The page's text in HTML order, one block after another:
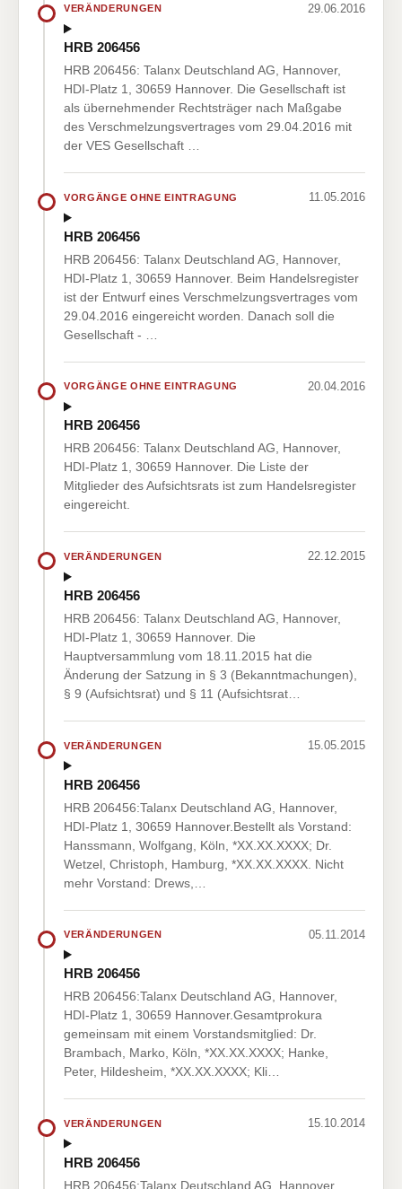
VERÄNDERUNGEN 29.06.2016
HRB 206456
HRB 206456: Talanx Deutschland AG, Hannover,
HDI-Platz 1, 30659 Hannover. Die Gesellschaft ist
als übernehmender Rechtsträger nach Maßgabe
des Verschmelzungsvertrages vom 29.04.2016 mit
der VES Gesellschaft …
VORGÄNGE OHNE EINTRAGUNG 11.05.2016
HRB 206456
HRB 206456: Talanx Deutschland AG, Hannover,
HDI-Platz 1, 30659 Hannover. Beim Handelsregister
ist der Entwurf eines Verschmelzungsvertrages vom
29.04.2016 eingereicht worden. Danach soll die
Gesellschaft - …
VORGÄNGE OHNE EINTRAGUNG 20.04.2016
HRB 206456
HRB 206456: Talanx Deutschland AG, Hannover,
HDI-Platz 1, 30659 Hannover. Die Liste der
Mitglieder des Aufsichtsrats ist zum Handelsregister
eingereicht.
VERÄNDERUNGEN 22.12.2015
HRB 206456
HRB 206456: Talanx Deutschland AG, Hannover,
HDI-Platz 1, 30659 Hannover. Die
Hauptversammlung vom 18.11.2015 hat die
Änderung der Satzung in § 3 (Bekanntmachungen),
§ 9 (Aufsichtsrat) und § 11 (Aufsichtsrat…
VERÄNDERUNGEN 15.05.2015
HRB 206456
HRB 206456:Talanx Deutschland AG, Hannover,
HDI-Platz 1, 30659 Hannover.Bestellt als Vorstand:
Hanssmann, Wolfgang, Köln, *XX.XX.XXXX; Dr.
Wetzel, Christoph, Hamburg, *XX.XX.XXXX. Nicht
mehr Vorstand: Drews,…
VERÄNDERUNGEN 05.11.2014
HRB 206456
HRB 206456:Talanx Deutschland AG, Hannover,
HDI-Platz 1, 30659 Hannover.Gesamtprokura
gemeinsam mit einem Vorstandsmitglied: Dr.
Brambach, Marko, Köln, *XX.XX.XXXX; Hanke,
Peter, Hildesheim, *XX.XX.XXXX; Kli…
VERÄNDERUNGEN 15.10.2014
HRB 206456
HRB 206456:Talanx Deutschland AG, Hannover,